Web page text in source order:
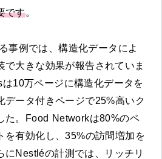
です。
事例では、構造化データによ
で大きな効果が報告されていま
10万ページに構造化データを
データ付きページで25%高いク
た。Food Networkは80%のペ
を有効化し、35%の訪問増加を
にNestléの計測では、リッチリ